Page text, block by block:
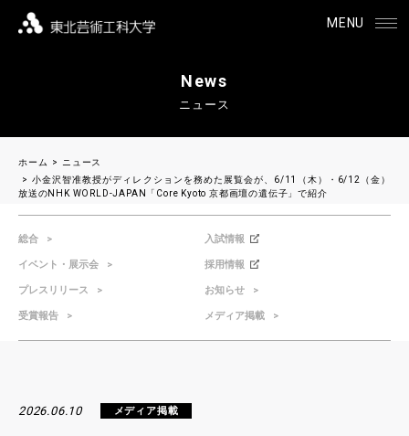
MENU
News
ニュース
ホーム
ニュース
小金沢智准教授がディレクションを務めた展覧会が、6/11（木）・6/12（金）
放送のNHK WORLD-JAPAN「Core Kyoto 京都画壇の遺伝子」で紹介
総合 入試情報
イベント・展示会 採用情報
プレスリリース お知らせ
受賞報告 メディア掲載
2026.06.10 メディア掲載